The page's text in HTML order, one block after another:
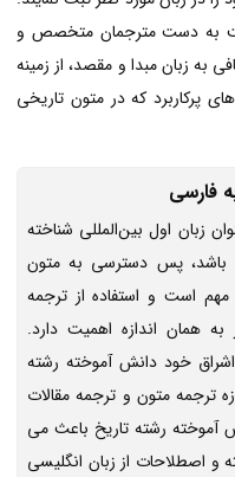
به دست مترجمان متخصص و
به زبان مبدا و مقصد، از زمینه
پرکاربرد که در متون تاریخی
فارسی
زبان اول بین‌المللی شناخته
باشد، پس دسترسی به متون
است و استفاده از ترجمه
همان اندازه اهمیت دارد.
خود دانش آموخته رشته
ترجمه متون و ترجمه مقالات
آموخته رشته تاریخ باعث می
و اصطلاحات از زبان انگلیسی